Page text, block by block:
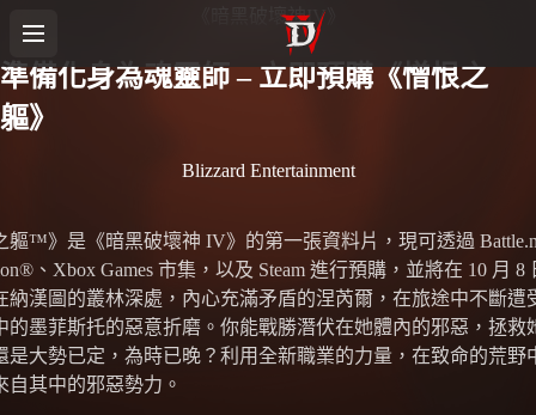
《暗黑破壞神IV》
準備化身為魂靈師 – 立即預購《憎恨之
軀》
Blizzard Entertainment
軀™》是《暗黑破壞神 IV》的第一張資料片，現可透過
、Xbox Games 市集，以及 Steam 進行預購，並將在 10 月 8
納漢圖的叢林深處，內心充滿矛盾的涅芮爾，在旅途中不斷遭
的墨菲斯托的惡意折磨。你能戰勝潛伏在她體內的邪惡，拯救
是大勢已定，為時已晚？利用全新職業的力量，在致命的荒野
自其中的邪惡勢力。